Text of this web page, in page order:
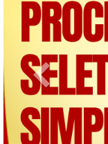
Previous